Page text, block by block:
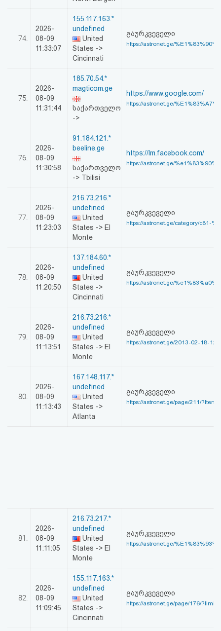
74.
2026-
08-09
11:33:07
155.117.163.*
undefined
United
States ->
Cincinnati
გაურკვეველი
https://astronet.ge/
75.
2026-
08-09
11:31:44
185.70.54.*
magticom.ge
საქართველო
->
https://www.google.com/
https://astronet.ge/
76.
2026-
08-09
11:30:58
91.184.121.*
beeline.ge
საქართველო
-> Tbilisi
https://lm.facebook.com/
https://astronet.ge/
77.
2026-
08-09
11:23:03
216.73.216.*
undefined
United
States -> El
Monte
გაურკვეველი
https://astronet.ge/category/c81-
78.
2026-
08-09
11:20:50
137.184.60.*
undefined
United
States ->
Cincinnati
გაურკვეველი
https://astronet.ge/
79.
2026-
08-09
11:13:51
216.73.216.*
undefined
United
States -> El
Monte
გაურკვეველი
https://astronet.ge/2013-02-18-12-
80.
2026-
08-09
11:13:43
167.148.117.*
undefined
United
States ->
Atlanta
გაურკვეველი
https://astronet.ge/page/211/
81.
2026-
08-09
11:11:05
216.73.217.*
undefined
United
States -> El
Monte
გაურკვეველი
https://astronet.ge/
82.
2026-
08-09
11:09:45
155.117.163.*
undefined
United
States ->
Cincinnati
გაურკვეველი
https://astronet.ge/page/176/